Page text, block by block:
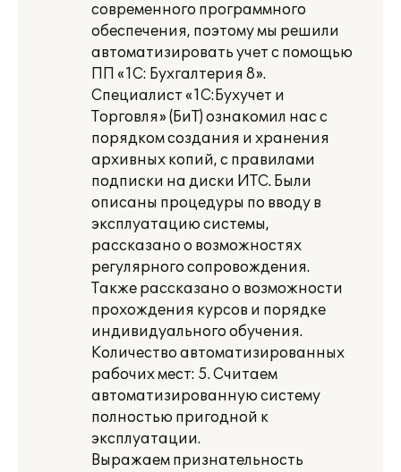
современного программного
обеспечения, поэтому мы решили
автоматизировать учет с помощью
ПП «1С: Бухгалтерия 8».
Специалист «1С:Бухучет и
Торговля» (БиТ) ознакомил нас с
порядком создания и хранения
архивных копий, с правилами
подписки на диски ИТС. Были
описаны процедуры по вводу в
эксплуатацию системы,
рассказано о возможностях
регулярного сопровождения.
Также рассказано о возможности
прохождения курсов и порядке
индивидуального обучения.
Количество автоматизированных
рабочих мест: 5. Считаем
автоматизированную систему
полностью пригодной к
эксплуатации.
Выражаем признательность